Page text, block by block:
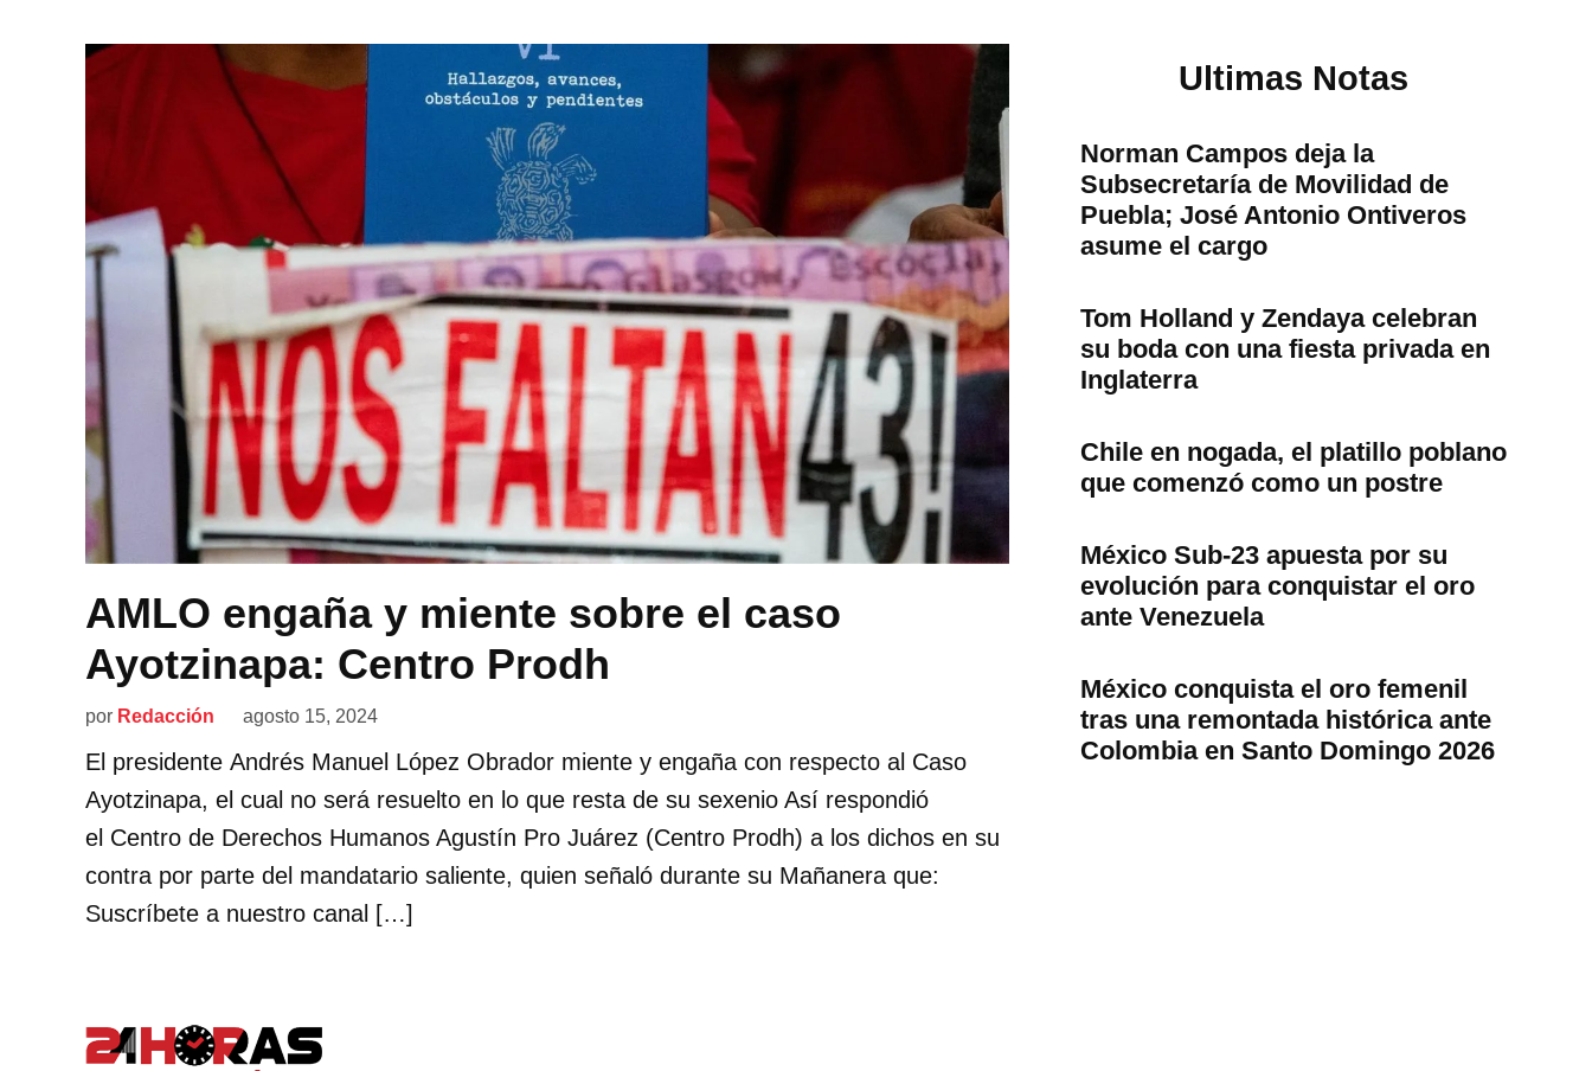
AMLO engaña y miente sobre el caso
Ayotzinapa: Centro Prodh
por Redacción agosto 15, 2024
El presidente Andrés Manuel López Obrador miente y engaña con respecto al Caso
Ayotzinapa, el cual no será resuelto en lo que resta de su sexenio Así respondió
el Centro de Derechos Humanos Agustín Pro Juárez (Centro Prodh) a los dichos en su
contra por parte del mandatario saliente, quien señaló durante su Mañanera que:
Suscríbete a nuestro canal […]
Ultimas Notas
Norman Campos deja la
Subsecretaría de Movilidad de
Puebla; José Antonio Ontiveros
asume el cargo
Tom Holland y Zendaya celebran
su boda con una fiesta privada en
Inglaterra
Chile en nogada, el platillo poblano
que comenzó como un postre
México Sub-23 apuesta por su
evolución para conquistar el oro
ante Venezuela
México conquista el oro femenil
tras una remontada histórica ante
Colombia en Santo Domingo 2026